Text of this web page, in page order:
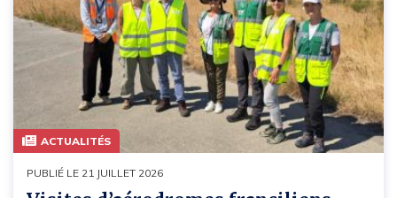
ACTUALITÉS
PUBLIÉ LE 21 JUILLET 2026